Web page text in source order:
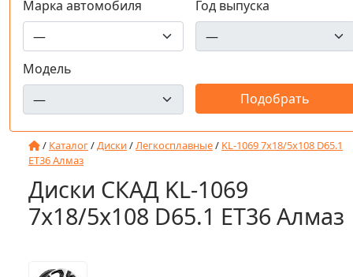
Марка автомобиля Год выпуска
Модель
/ Каталог/Диски/Легкосплавные/ KL-1069 7x18/5x108 D65.1
ET36 Алмаз
Диски СКАД KL-1069
7x18/5x108 D65.1 ET36 Алмаз